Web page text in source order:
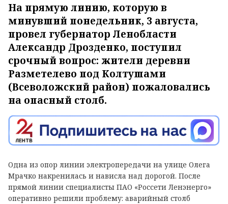
На прямую линию, которую в
минувший понедельник, 3 августа,
провел губернатор Ленобласти
Александр Дрозденко, поступил
срочный вопрос: жители деревни
Разметелево под Колтушами
(Всеволожский район) пожаловались
на опасный столб.
Одна из опор линии электропередачи на улице Олега
Мрачко накренилась и нависла над дорогой. После
прямой линии специалисты ПАО «Россети Ленэнерго»
оперативно решили проблему: аварийный столб